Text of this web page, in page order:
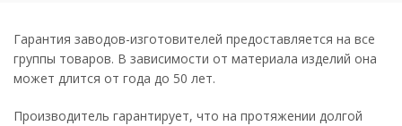
Гарантия заводов-изготовителей предоставляется на все
группы товаров. В зависимости от материала изделий она
может длится от года до 50 лет.
Производитель гарантирует, что на протяжении долгой